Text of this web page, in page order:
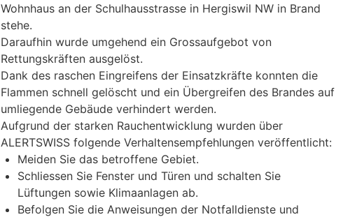
Wohnhaus an der Schulhausstrasse in Hergiswil NW in Brand
stehe.
Daraufhin wurde umgehend ein Grossaufgebot von
Rettungskräften ausgelöst.
Dank des raschen Eingreifens der Einsatzkräfte konnten die
Flammen schnell gelöscht und ein Übergreifen des Brandes auf
umliegende Gebäude verhindert werden.
Aufgrund der starken Rauchentwicklung wurden über
ALERTSWISS folgende Verhaltensempfehlungen veröffentlicht:
Meiden Sie das betroffene Gebiet.
Schliessen Sie Fenster und Türen und schalten Sie
Lüftungen sowie Klimaanlagen ab.
Befolgen Sie die Anweisungen der Notfalldienste und